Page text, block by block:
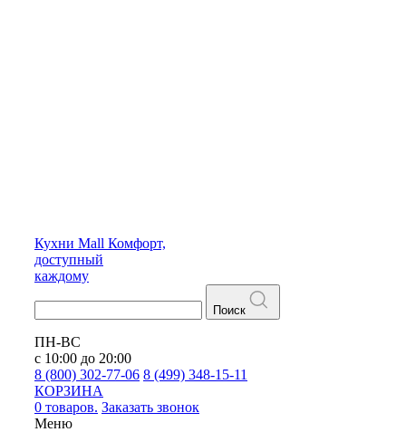
Кухни Mall Комфорт,
доступный
каждому
Поиск
ПН-ВС
с 10:00 до 20:00
8 (800) 302-77-06 8 (499) 348-15-11
КОРЗИНА
0 товаров. Заказать звонок
Меню